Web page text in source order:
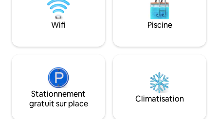
L'appartement est insonorisé.
superficie de 38
Wifi Piscine
Stationnement
gratuit sur place
Climatisation